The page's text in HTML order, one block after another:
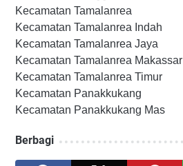
Kecamatan Tamalanrea
Kecamatan Tamalanrea Indah
Kecamatan Tamalanrea Jaya
Kecamatan Tamalanrea Makassar
Kecamatan Tamalanrea Timur
Kecamatan Panakkukang
Kecamatan Panakkukang Mas
Berbagi